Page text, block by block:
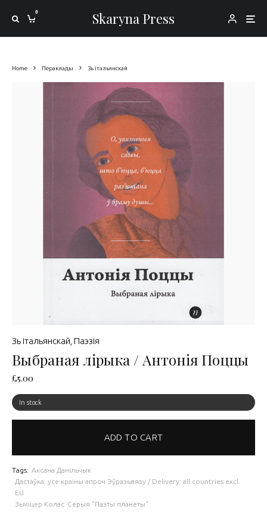
0 Skaryna Press
Home Пераклады Зь італьянскай
Зь італьянскай Паэзія
Выбраная лірыка / Антонія Поццы
£5.00
In stock
ADD TO CART
Tags: Аксана Данільчык
Дастаўка: усе краіны апроч Эўразьвязу / Delivery: all countries excl.
EU
Зьміцер Колас Серыя "Паэты планеты"